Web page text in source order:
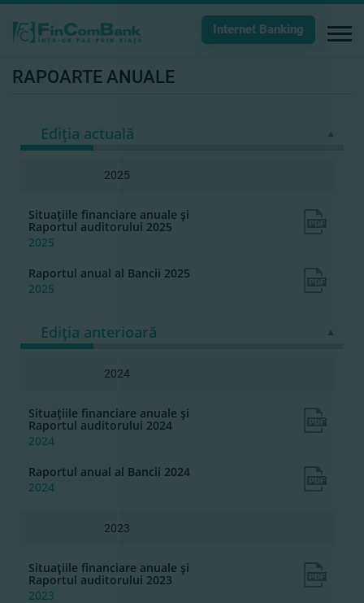
Internet Banking
RAPOARTE ANUALE
Ediția actuală
2025
Situaţiile financiare anuale şi
Raportul auditorului 2025
2025
Raportul anual al Bancii 2025
2025
Ediția anterioară
2024
Situaţiile financiare anuale şi
Raportul auditorului 2024
2024
Raportul anual al Bancii 2024
2024
2023
Situaţiile financiare anuale şi
Raportul auditorului 2023
2023